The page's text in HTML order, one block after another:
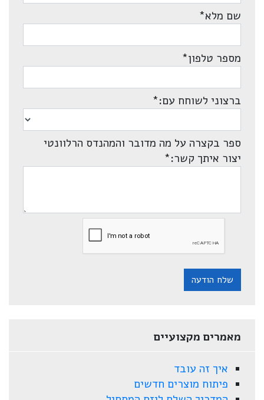
שם מלא*
מספר טלפון*
ברצוני לשוחח עם:*
ספר בקצרה על מה מדובר והמהנדס הרלוונטי
יצור איתך קשר:*
שלח הודעה
מאמרים מקצועיים
איך זה עובד
פיתוח מוצרים חדשים